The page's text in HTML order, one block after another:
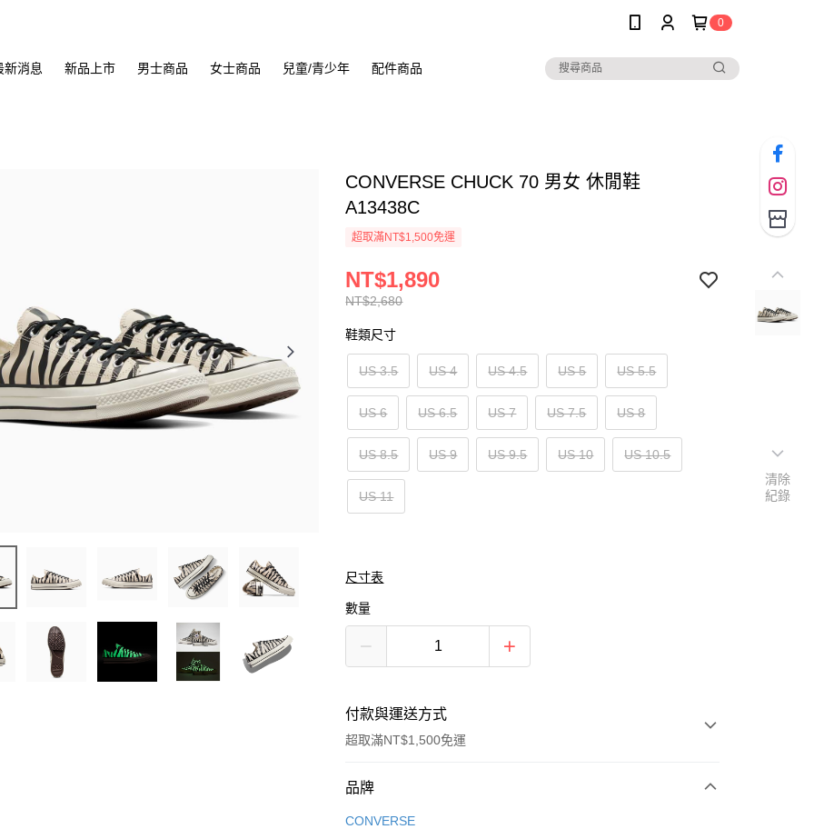
0
新消息 新品上市 男士商品 女士商品 兒童/青少年 配件商品
CONVERSE CHUCK 70 男女 休閒鞋
A13438C
超取滿NT$1,500免運
NT$2,680
NT$1,890
鞋類尺寸
US 3.5 US 4 US 4.5 US 5 US 5.5
US 6 US 6.5 US 7 US 7.5 US 8
US 8.5 US 9 US 9.5 US 10 US 10.5
US 11
尺寸表
數量
付款與運送方式
超取滿NT$1,500免運
付款方式
信用卡一次付款
品牌
CONVERSE
清除
紀錄